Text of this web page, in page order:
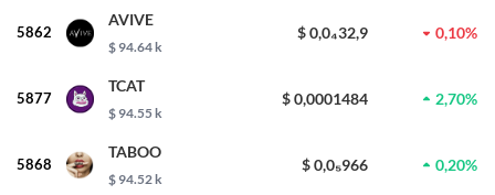
5862
AVIVE
$ 94.64 k
$ 0,0₄32,9 0,10%
5877
TCAT
$ 94.55 k
$ 0,0001484 2,70%
5868
TABOO
$ 94.52 k
$ 0,0₅966 0,20%